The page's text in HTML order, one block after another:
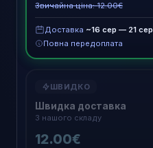
Звичайна ціна: 12.00€
Доставка ~16 сер — 21 сер
Повна передоплата
ШВИДКО
Швидка доставка
З нашого складу
12.00€